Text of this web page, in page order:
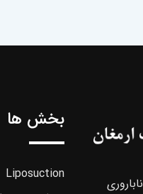
بخش ها
Liposuction